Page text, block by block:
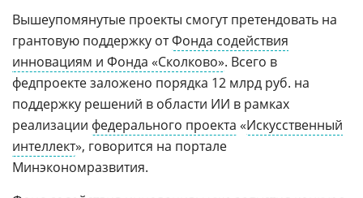
Вышеупомянутые проекты смогут претендовать на
грантовую поддержку отФонда содействия
инновациям и Фонда «Сколково». Всего в
федпроекте заложено порядка 12 млрд руб. на
поддержку решений в области ИИ в рамках
реализации федерального проекта «Искусственный
интеллект», говорится на портале
Минэкономразвития.